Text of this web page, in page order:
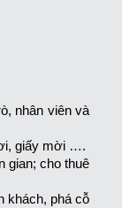
nhân viên và
giấy mời ….
gian; cho thuê
khách, phá cỗ